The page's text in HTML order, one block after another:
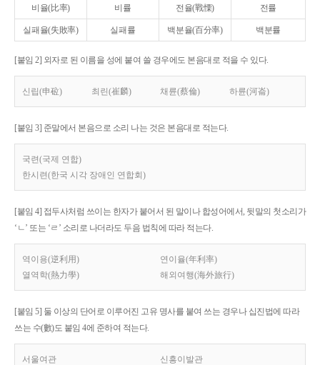
비율(比率) 비률 전율(戰慄) 전률
실패율(失敗率) 실패률 백분율(百分率) 백분률
[붙임 2] 외자로 된 이름을 성에 붙여 쓸 경우에도 본음대로 적을 수 있다.
신립(申砬) 최린(崔麟) 채륜(蔡倫) 하륜(河崙)
[붙임 3] 준말에서 본음으로 소리 나는 것은 본음대로 적는다.
국련(국제 연합)
한시련(한국 시각 장애인 연합회)
[붙임 4] 접두사처럼 쓰이는 한자가 붙어서 된 말이나 합성어에서, 뒷말의 첫소리가
‘ㄴ’ 또는 ‘ㄹ’ 소리로 나더라도 두음 법칙에 따라 적는다.
역이용(逆利用)
연이율(年利率)
열역학(熱力學)
해외여행(海外旅行)
[붙임 5] 둘 이상의 단어로 이루어진 고유 명사를 붙여 쓰는 경우나 십진법에 따라
쓰는 수(數)도 붙임 4에 준하여 적는다.
서울여관 신흥이발관